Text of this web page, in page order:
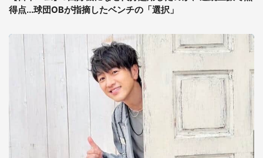
得点...球団OBが指摘したベンチの「選択」